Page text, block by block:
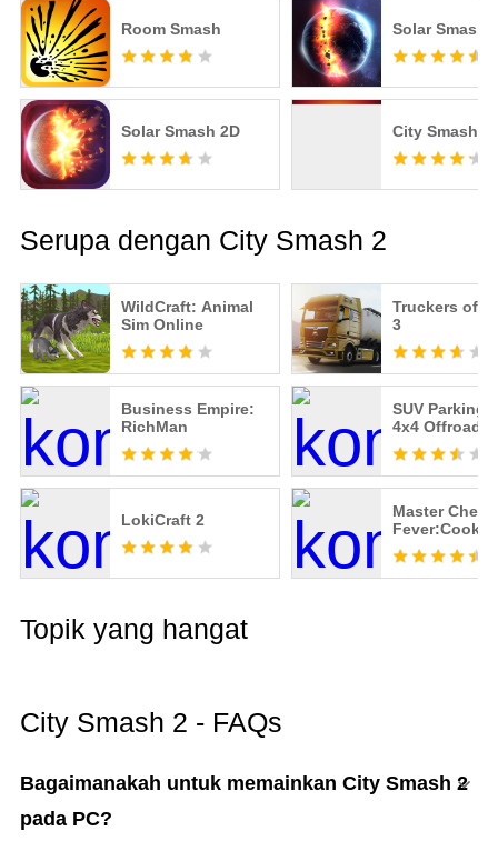
Room Smash Solar Smash
Solar Smash 2D City Smash
Serupa dengan City Smash 2
WildCraft: Animal
Sim Online
Truckers of
3
Business Empire:
RichMan
SUV Parking:
4x4 Offroad
LokiCraft 2
Master Chef
Papa
Topik yang hangat
City Smash 2 - FAQs
Bagaimanakah untuk memainkan City Smash 2
pada PC?